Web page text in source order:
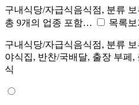
구내식당/자급식음식점, 분류 보
총 9개의 업종 포함…
목록보
구내식당/자급식음식점, 분류
야식집, 반찬/국배달, 출장 부페
식